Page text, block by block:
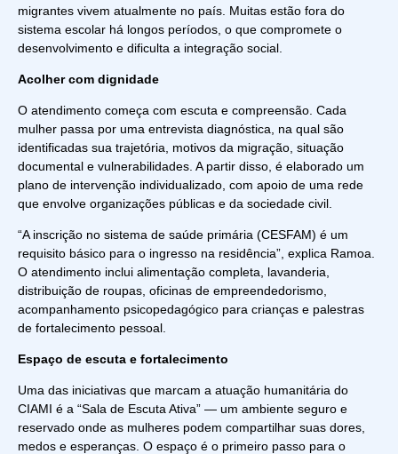
migrantes vivem atualmente no país. Muitas estão fora do
sistema escolar há longos períodos, o que compromete o
desenvolvimento e dificulta a integração social.
Acolher com dignidade
O atendimento começa com escuta e compreensão. Cada
mulher passa por uma entrevista diagnóstica, na qual são
identificadas sua trajetória, motivos da migração, situação
documental e vulnerabilidades. A partir disso, é elaborado um
plano de intervenção individualizado, com apoio de uma rede
que envolve organizações públicas e da sociedade civil.
“A inscrição no sistema de saúde primária (CESFAM) é um
requisito básico para o ingresso na residência”, explica Ramoa.
O atendimento inclui alimentação completa, lavanderia,
distribuição de roupas, oficinas de empreendedorismo,
acompanhamento psicopedagógico para crianças e palestras
de fortalecimento pessoal.
Espaço de escuta e fortalecimento
Uma das iniciativas que marcam a atuação humanitária do
CIAMI é a “Sala de Escuta Ativa” — um ambiente seguro e
reservado onde as mulheres podem compartilhar suas dores,
medos e esperanças. O espaço é o primeiro passo para o